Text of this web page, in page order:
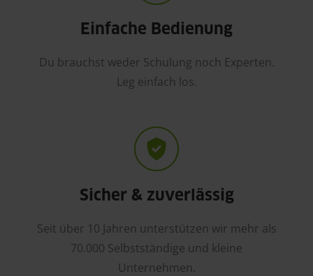
Einfache Bedienung
Du brauchst weder Schulung noch Experten.
Leg einfach los.
Sicher & zuverlässig
Seit über 10 Jahren unterstützen wir mehr als
70.000 Selbstständige und kleine
Unternehmen.